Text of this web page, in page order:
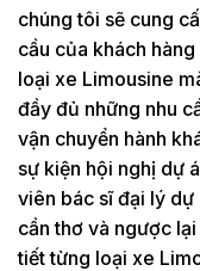
chúng tôi sẽ cung
cầu của khách
loại xe Limousine
đầy đủ những nhu
vận chuyển hành
sự kiện hội nghị dự
viên bác sĩ đại lý dự
cần thơ và ngược
tiết từng loại xe